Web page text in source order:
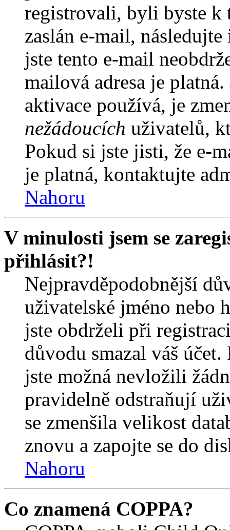
registrovali, byli byste k
zaslán e-mail,
jste tento e-mail
mailová adresa je
aktivace používá, je
nežádoucích uživatelů,
Pokud si jste jisti, že e-
je platná, kontaktujte
Nahoru
V minulosti jsem se
přihlásit?!
Nejpravděpodobnější
uživatelské jméno nebo
jste obdrželi při
důvodu smazal váš
jste možná nevložili
pravidelně odstraňují
se zmenšila velikost
znovu a zapojte se do
Nahoru
Co znamená COPPA?